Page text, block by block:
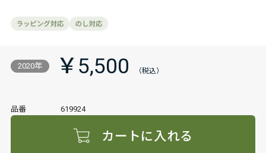
2020年 ￥5,500
品番 619924
カートに入れる